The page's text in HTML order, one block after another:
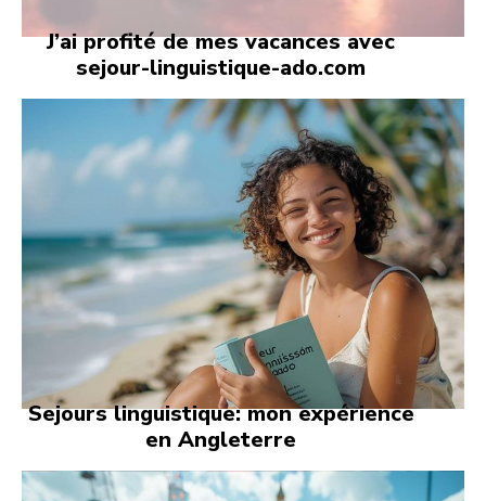
J’ai profité de mes vacances avec
sejour-linguistique-ado.com
Sejours linguistique: mon expérience
en Angleterre